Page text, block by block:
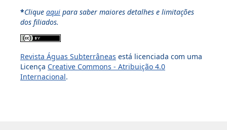
*Clique aqui para saber maiores detalhes e limitações
dos filiados.
Revista Águas Subterrâneas está licenciada com uma
Licença Creative Commons - Atribuição 4.0
Internacional.